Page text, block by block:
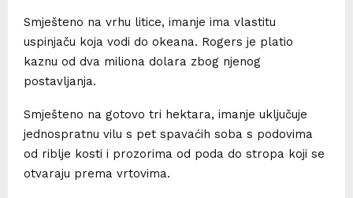
Smješteno na vrhu litice, imanje ima vlastitu
uspinjaču koja vodi do okeana. Rogers je platio
kaznu od dva miliona dolara zbog njenog
postavljanja.
Smješteno na gotovo tri hektara, imanje uključuje
jednospratnu vilu s pet spavaćih soba s podovima
od riblje kosti i prozorima od poda do stropa koji se
otvaraju prema vrtovima.